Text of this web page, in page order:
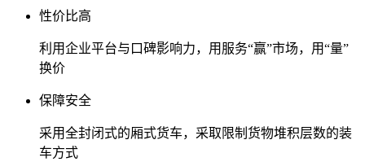
性价比高
利用企业平台与口碑影响力，用服务“赢”市场，用“量”
换价
保障安全
采用全封闭式的厢式货车，采取限制货物堆积层数的装
车方式